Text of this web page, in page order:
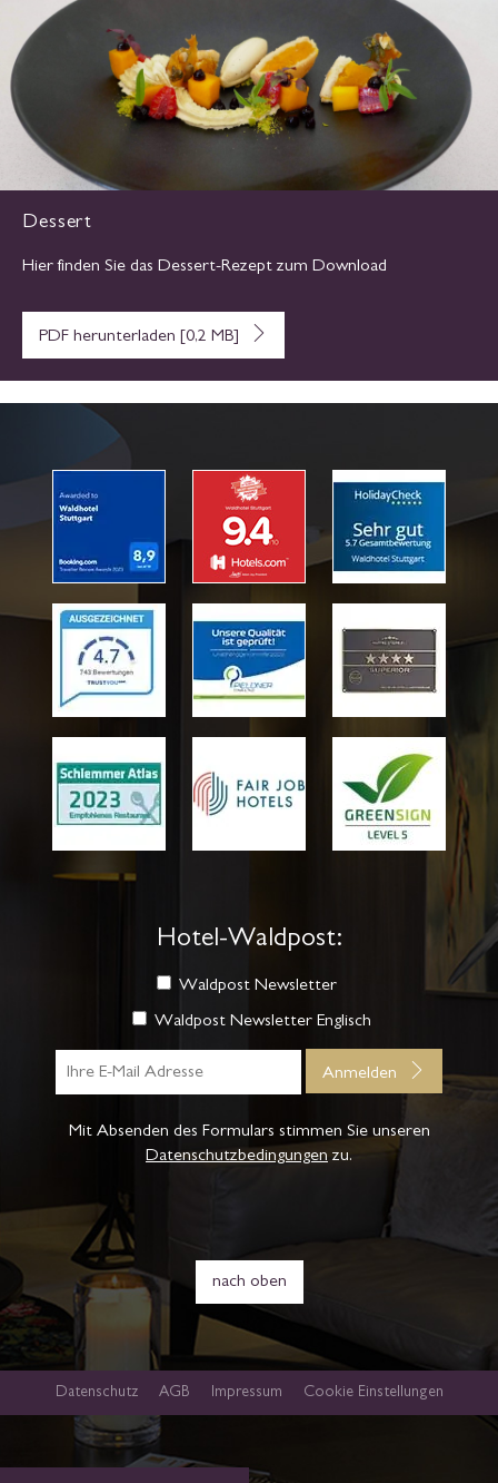
Dessert
Hier finden Sie das Dessert-Rezept zum Download
PDF herunterladen [0,2 MB]
Hotel-Waldpost:
Waldpost Newsletter
Waldpost Newsletter Englisch
Anmelden
Mit Absenden des Formulars stimmen Sie unseren
Datenschutzbedingungen zu.
nach oben
Datenschutz AGB Impressum Cookie Einstellungen